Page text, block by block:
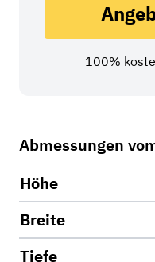
100%
Abmessungen
Höhe
Breite
Tiefe